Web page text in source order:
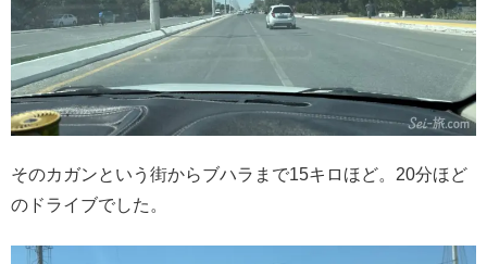
そのカガンという街からブハラまで15キロほど。20分ほど
のドライブでした。